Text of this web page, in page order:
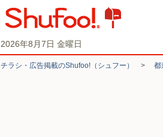
2026年8月7日 金曜日
チラシ・​広告掲載の​Shufoo!​（シュフー） > 都